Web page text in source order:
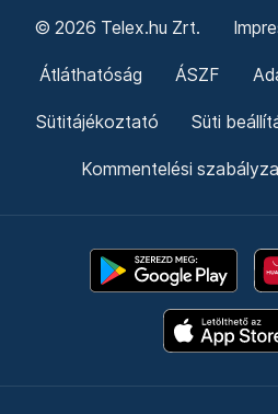
© 2026 Telex.hu Zrt.
Átláthatóság ÁSZF
Sütitájékoztató Süti
Kommentelési